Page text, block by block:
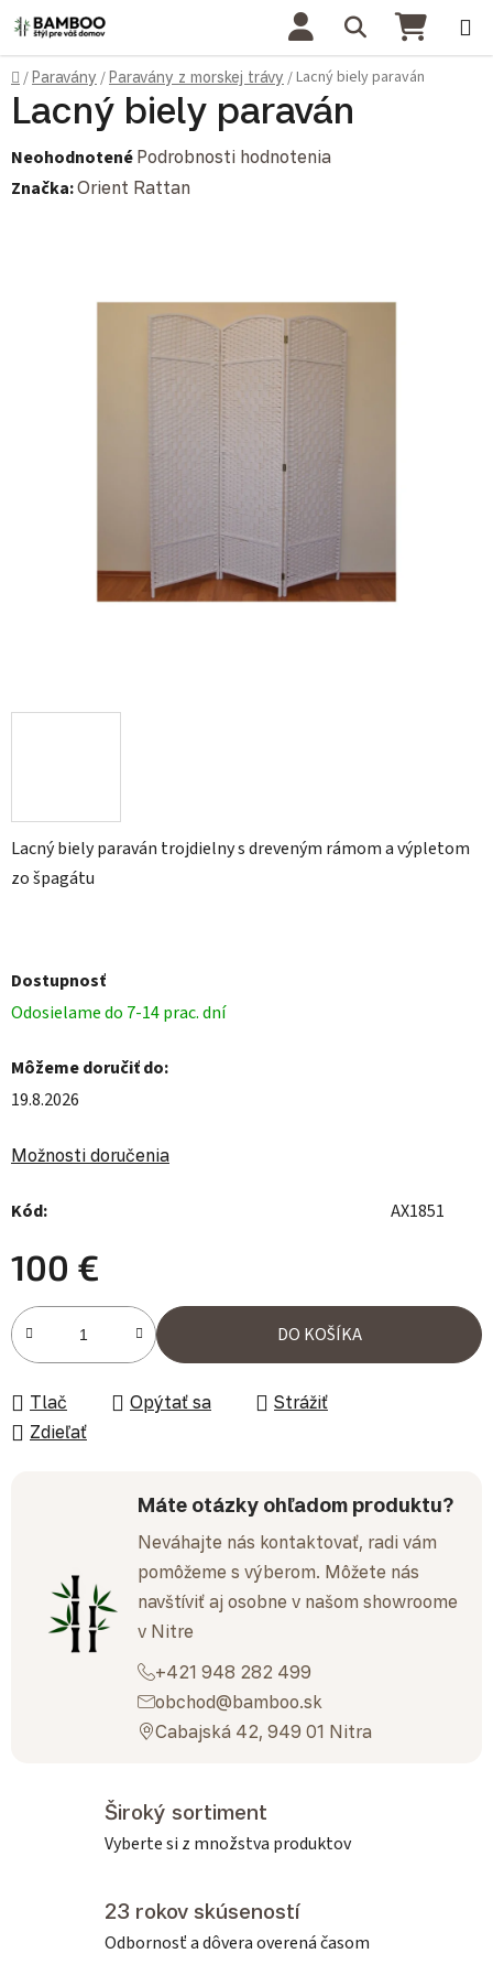
Prejsť na obsah Hľadať
Domov
/Paravány /Paravány z morskej trávy /Lacný biely paraván
Lacný biely paraván trojdielny s dreveným rámom a výpletom
zo špagátu
Dostupnosť
Odosielame do 7-14 prac. dní
Môžeme doručiť do:
19.8.2026
Možnosti doručenia
Kód: AX1851
100 €
Jednotková cena:
DO KOŠÍKA
Tlač Opýtať sa
Strážiť
Zdieľať
Máte otázky ohľadom produktu?
Neváhajte nás kontaktovať, radi vám
pomôžeme s výberom. Môžete nás
navštíviť aj osobne v našom showroome
v Nitre
+421 948 282 499
obchod@bamboo.sk
Cabajská 42, 949 01 Nitra
Lacný biely paraván
Priemerné hodnotenie produktu je 0,0 z 5 hviezdičiek.
Neohodnotené Podrobnosti hodnotenia
Značka:Orient Rattan
Široký sortiment
Vyberte si z množstva produktov
23 rokov skúseností
Odbornosť a dôvera overená časom